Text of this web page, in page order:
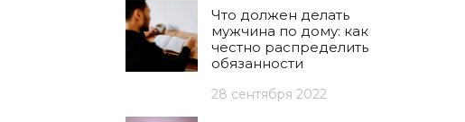
Что должен делать
мужчина по дому: как
честно распределить
обязанности
28 сентября 2022